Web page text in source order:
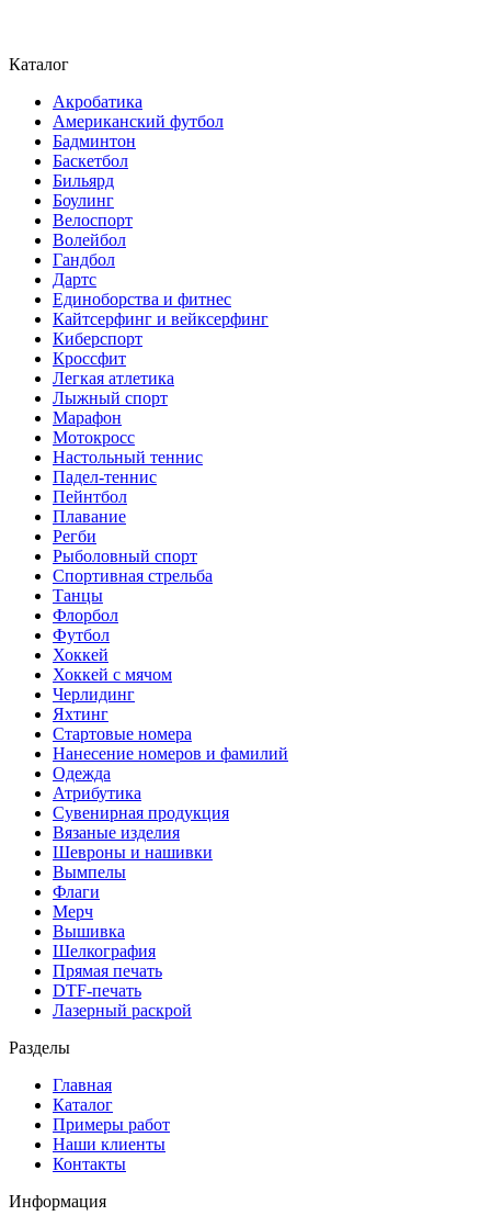
Каталог
Акробатика
Американский футбол
Бадминтон
Баскетбол
Бильярд
Боулинг
Велоспорт
Волейбол
Гандбол
Дартс
Единоборства и фитнес
Кайтсерфинг и вейксерфинг
Киберспорт
Кроссфит
Легкая атлетика
Лыжный спорт
Марафон
Мотокросс
Настольный теннис
Падел-теннис
Пейнтбол
Плавание
Регби
Рыболовный спорт
Спортивная стрельба
Танцы
Флорбол
Футбол
Хоккей
Хоккей с мячом
Черлидинг
Яхтинг
Стартовые номера
Нанесение номеров и фамилий
Одежда
Атрибутика
Сувенирная продукция
Вязаные изделия
Шевроны и нашивки
Вымпелы
Флаги
Мерч
Вышивка
Шелкография
Прямая печать
DTF-печать
Лазерный раскрой
Разделы
Главная
Каталог
Примеры работ
Наши клиенты
Контакты
Информация